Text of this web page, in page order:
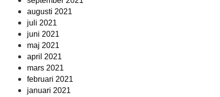
augusti 2021
juli 2021
juni 2021
maj 2021
april 2021
mars 2021
februari 2021
januari 2021